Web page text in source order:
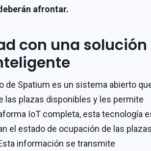
afrontar.
con una solución
de Spatium es un sistema abierto
las plazas disponibles y les permite
IoT completa, esta tecnología
el estado de ocupación de las plazas
información se transmite